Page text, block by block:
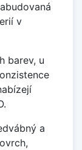
v
barev, u
a